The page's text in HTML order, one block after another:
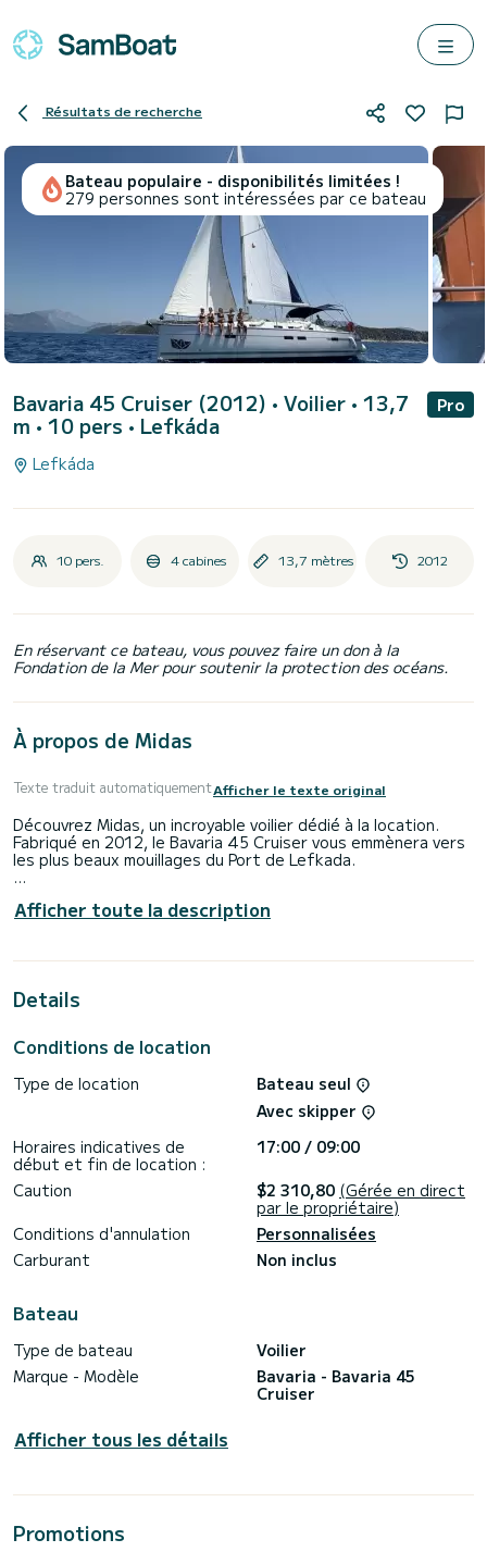
Résultats de recherche
Bateau populaire - disponibilités limitées !
279 personnes sont intéressées par ce bateau
Bavaria 45 Cruiser (2012) • Voilier • 13,7
m • 10 pers • Lefkáda
Pro
Lefkáda
10 pers. 4 cabines 13,7 mètres 2012
En réservant ce bateau, vous pouvez faire un don à la
Fondation de la Mer pour soutenir la protection des océans.
À propos de Midas
Texte traduit automatiquementAfficher le texte original
Découvrez Midas, un incroyable voilier dédié à la location.
Fabriqué en 2012, le Bavaria 45 Cruiser vous emmènera vers
les plus beaux mouillages du Port de Lefkada.
et d'une capacité de 8 personnes. D'une longueur hors tout
de 14 mètres, il sera votre meilleur allié pour passer des
de Lefkada
Ce Bavaria 45 Cruiser est équipé de 3 salles d'eau avec
Ce bateau est équipé d'une grand-voile sur enrouleur et
suivants : Pilote automatique, Moteur hors-bord, Propulseur
Si vous avez des questions sur le bateau ou les conditions
de location, vous pouvez envoyer un message via la
plateforme Samboat. Un conseiller SamBoat répondra à vos
Afficher toute la description
Details
Conditions de location
Type de location
Bateau seul
Avec skipper
Horaires indicatives de
début et fin de location :
17:00 / 09:00
Caution
$2 310,80 (Gérée en direct
par le propriétaire)
Conditions d'annulation
Personnalisées
Carburant
Non inclus
Bateau
Type de bateau
Voilier
Marque - Modèle
Bavaria - Bavaria 45
Cruiser
Afficher tous les détails
Promotions